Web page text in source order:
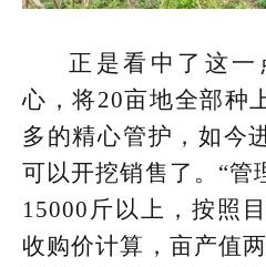
正是看中了这
心，将20亩地全部种
多的精心管护，如今
可以开挖销售了。“管
15000斤以上，按照
收购价计算，亩产值